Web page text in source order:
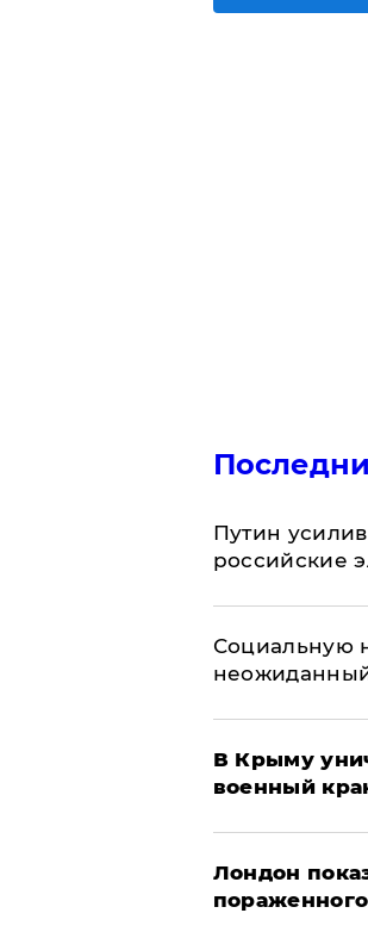
Путин
российские
Социальную
В Крыму
военный
Лондон